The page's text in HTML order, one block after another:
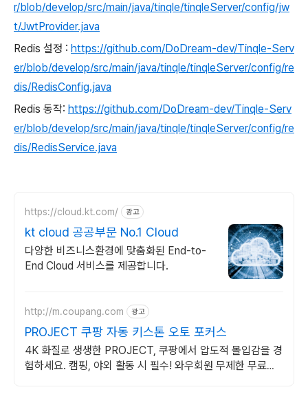
r/blob/develop/src/main/java/tinqle/tinqleServer/config/jw
t/JwtProvider.java
Redis 설정 : https://github.com/DoDream-dev/Tinqle-Serv
er/blob/develop/src/main/java/tinqle/tinqleServer/config/re
dis/RedisConfig.java
Redis 동작: https://github.com/DoDream-dev/Tinqle-Serv
er/blob/develop/src/main/java/tinqle/tinqleServer/config/re
dis/RedisService.java
https://cloud.kt.com/ 광고
kt cloud 공공부문 No.1 Cloud
다양한 비즈니스환경에 맞춤화된 End-to-
End Cloud 서비스를 제공합니다.
http://m.coupang.com 광고
PROJECT 쿠팡 자동 키스톤 오토 포커스
4K 화질로 생생한 PROJECT, 쿠팡에서 압도적 몰입감을 경
험하세요. 캠핑, 야외 활동 시 필수! 와우회원 무제한 무료배